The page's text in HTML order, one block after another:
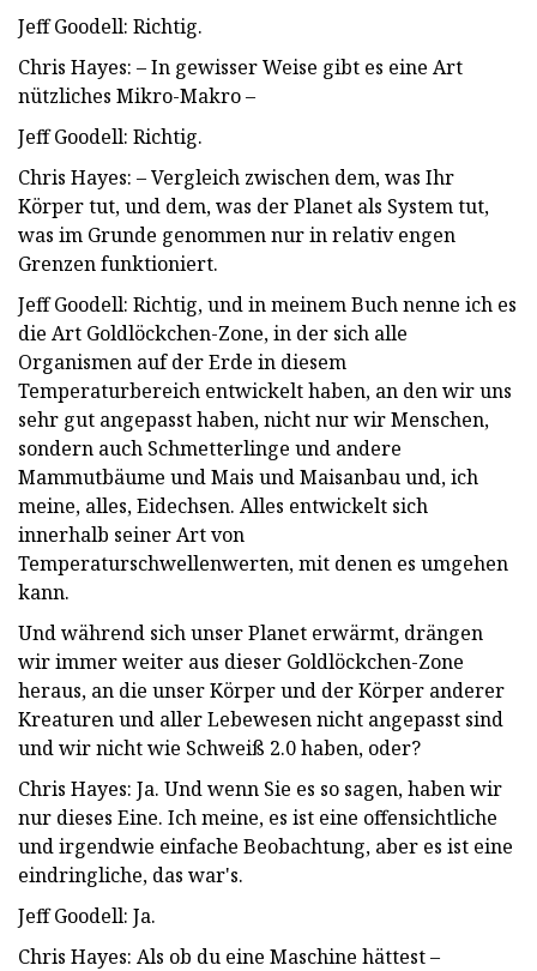
Jeff Goodell: Richtig.
Chris Hayes: – In gewisser Weise gibt es eine Art
nützliches Mikro-Makro –
Jeff Goodell: Richtig.
Chris Hayes: – Vergleich zwischen dem, was Ihr
Körper tut, und dem, was der Planet als System tut,
was im Grunde genommen nur in relativ engen
Grenzen funktioniert.
Jeff Goodell: Richtig, und in meinem Buch nenne ich es
die Art Goldlöckchen-Zone, in der sich alle
Organismen auf der Erde in diesem
Temperaturbereich entwickelt haben, an den wir uns
sehr gut angepasst haben, nicht nur wir Menschen,
sondern auch Schmetterlinge und andere
Mammutbäume und Mais und Maisanbau und, ich
meine, alles, Eidechsen. Alles entwickelt sich
innerhalb seiner Art von
Temperaturschwellenwerten, mit denen es umgehen
kann.
Und während sich unser Planet erwärmt, drängen
wir immer weiter aus dieser Goldlöckchen-Zone
heraus, an die unser Körper und der Körper anderer
Kreaturen und aller Lebewesen nicht angepasst sind
und wir nicht wie Schweiß 2.0 haben, oder?
Chris Hayes: Ja. Und wenn Sie es so sagen, haben wir
nur dieses Eine. Ich meine, es ist eine offensichtliche
und irgendwie einfache Beobachtung, aber es ist eine
eindringliche, das war's.
Jeff Goodell: Ja.
Chris Hayes: Als ob du eine Maschine hättest –